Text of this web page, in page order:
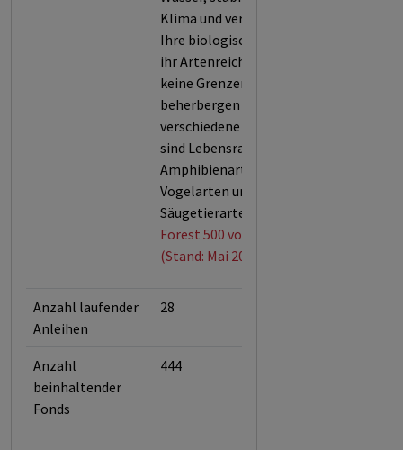
Klima und verhindern Erosion.
Ihre biologische Vielfalt und
ihr Artenreichtum kennen
keine Grenzen. Sie
beherbergen 60.000
verschiedene Baumarten und
sind Lebensraum für 80 % der
Amphibienarten, 75 % der
Vogelarten und 68 % der
Säugetierarten.
Forest 500 von Global Canopy
(Stand: Mai 2026)
Anzahl laufender
Anleihen
28
Anzahl
beinhaltender
Fonds
444